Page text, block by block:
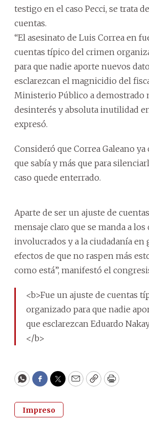
testigo en el caso Pecci, se trata
cuentas.
“El asesinato de Luis Correa en
cuentas típico del crimen
para que nadie aporte nuevos
esclarezcan el magnicidio del
Ministerio Público a demostrado
desinterés y absoluta inutilidad en
expresó.
Consideró que Correa Galeano
que sabía y más que para
caso quede enterrado.
Aparte de ser un ajuste de
mensaje claro que se manda a los
involucrados y a la ciudadanía en
efectos de que no raspen más
como está”, manifestó el
<b>Fue un ajuste de cuentas
organizado para que nadie
que esclarezcan Eduardo
</b>
WhatsApp
Facebook
Twitter
EmailCopyPrint
Impreso